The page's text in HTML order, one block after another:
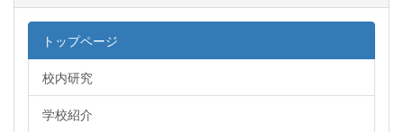
トップページ
校内研究
学校紹介